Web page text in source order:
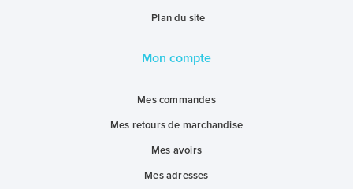
Plan du site
Mon compte
Mes commandes
Mes retours de marchandise
Mes avoirs
Mes adresses